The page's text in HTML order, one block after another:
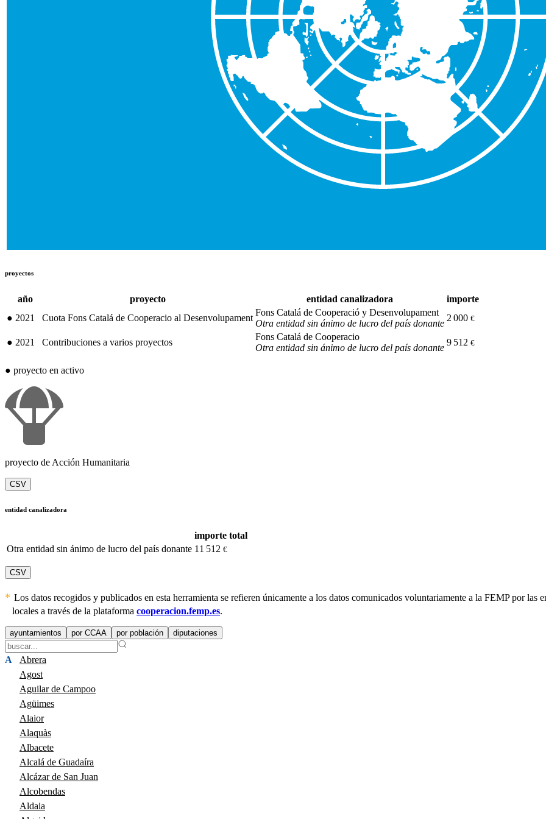
proyectos
año proyecto entidad canalizadora
importe
● 2021 Cuota Fons Catalá de Cooperacio al Desenvolupament
Fons Catalá de Cooperació y Desenvolupament
Otra entidad sin ánimo de lucro del país donante
2 000 €
● 2021 Contribuciones a varios proyectos
Fons Catalá de Cooperacio
Otra entidad sin ánimo de lucro del país donante
9 512 €
● proyecto en activo
proyecto de Acción Humanitaria
CSV
entidad canalizadora
importe total
Otra entidad sin ánimo de lucro del país donante 11 512 €
CSV
Los datos recogidos y publicados en esta herramienta se refieren únicamente a los datos comunicados voluntariamente a la FEMP por las
locales a través de la plataforma cooperacion.femp.es.
ayuntamientos por CCAA por población diputaciones
A
Abrera
Agost
Aguilar de Campoo
Agüimes
Alaior
Alaquàs
Albacete
Alcalá de Guadaíra
Alcázar de San Juan
Alcobendas
Aldaia